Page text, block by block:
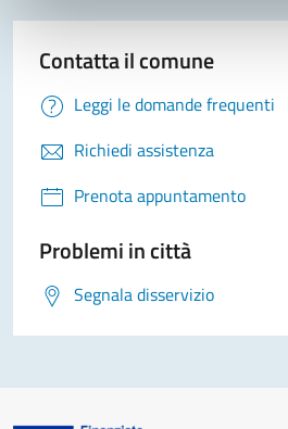
Contatta il comune
Leggi le domande frequenti
Richiedi assistenza
Prenota appuntamento
Problemi in città
Segnala disservizio